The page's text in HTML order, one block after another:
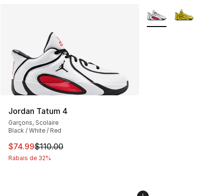
Jordan Tatum 4
Garçons, Scolaire
Black / White / Red
Cet article est en solde. Le prix est passé de $110.00 à
$74.99$110.00
Rabais de 32%
Plus de couleurs